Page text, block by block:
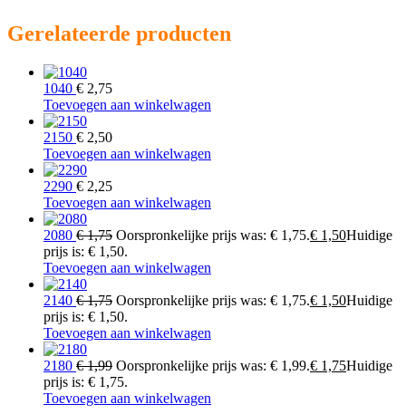
Gerelateerde producten
1040 € 2,75
Toevoegen aan winkelwagen
2150 € 2,50
Toevoegen aan winkelwagen
2290 € 2,25
Toevoegen aan winkelwagen
2080 €1,75 Oorspronkelijke prijs was: € 1,75.€ 1,50Huidige
prijs is: € 1,50.
Toevoegen aan winkelwagen
2140 €1,75 Oorspronkelijke prijs was: € 1,75.€ 1,50Huidige
prijs is: € 1,50.
Toevoegen aan winkelwagen
2180 €1,99 Oorspronkelijke prijs was: € 1,99.€ 1,75Huidige
prijs is: € 1,75.
Toevoegen aan winkelwagen